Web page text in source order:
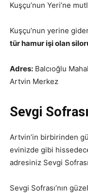
Kuşçu’nun Yeri’ne
Kuşçu’nun yerine
tür hamur işi olan
Adres: Balcıoğlu
Artvin Merkez
Sevgi Sofrası
Artvin’in birbirinden
evinizde gibi
adresiniz Sevgi
Sevgi Sofrası’nın